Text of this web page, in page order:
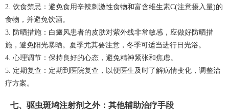
2. 饮食禁忌：避免食用辛辣刺激性食物和富含维生素C(注意摄入量)的
食物，并避免饮酒。
3. 防晒措施：白癜风患者的皮肤对紫外线非常敏感，应做好防晒措
施，避免阳光暴晒。夏季尤其要注意，冬季可适当进行日光浴。
4. 心理调节：保持良好的心态，避免精神紧张和焦虑。
5. 定期复查：定期到医院复查，以便医生及时了解病情变化，调整治
疗方案。
七、驱虫斑鸠注射剂之外：其他辅助治疗手段